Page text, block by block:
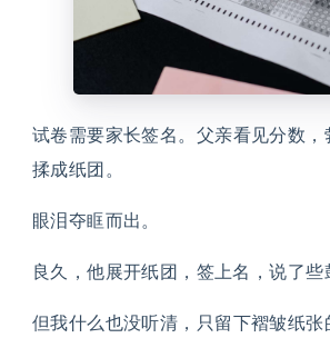
试卷需要家长签名。父亲看见分数
揉成纸团。
眼泪夺眶而出。
良久，他展开纸团，签上名，说了些
但我什么也没听清，只留下褶皱纸